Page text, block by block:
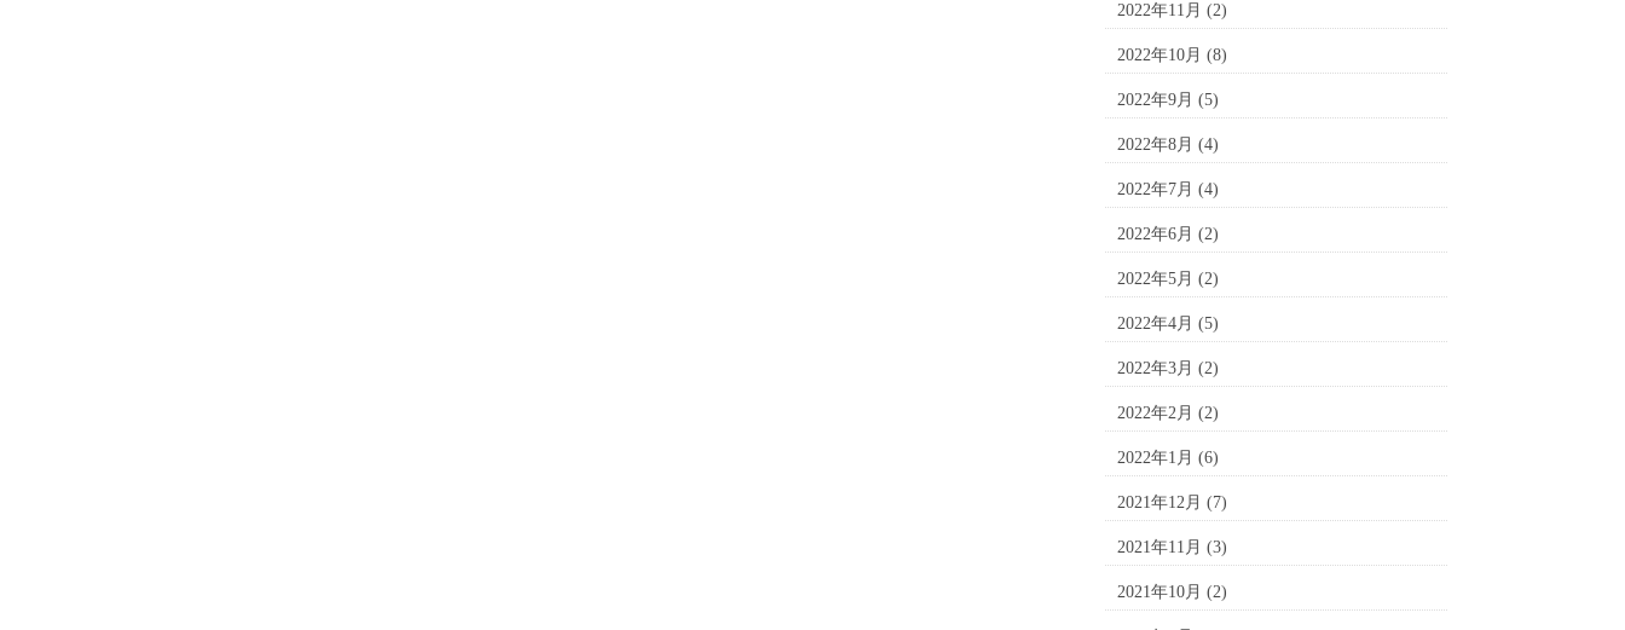
2022年11月 (2)
2022年10月 (8)
2022年9月 (5)
2022年8月 (4)
2022年7月 (4)
2022年6月 (2)
2022年5月 (2)
2022年4月 (5)
2022年3月 (2)
2022年2月 (2)
2022年1月 (6)
2021年12月 (7)
2021年11月 (3)
2021年10月 (2)